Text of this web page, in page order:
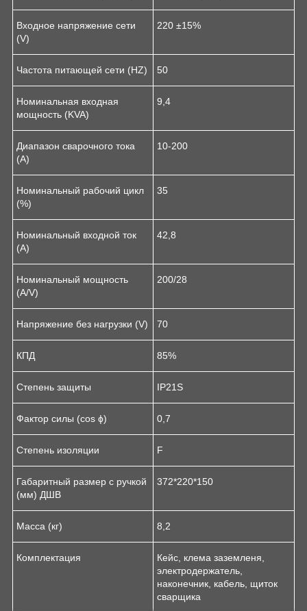
Входное напряжение сети
(V)
220 ±15%
Частота питающей сети (HZ) 50
Номинальная входная
мощность (KVA)
9,4
Диапазон сварочного тока
(А)
10-200
Номинальный рабочий цикл
(%)
35
Номинальный входной ток
(А)
42,8
Номинальный мощность
(A/V)
200/28
Напряжение без нагрузки (V) 70
КПД 85%
Степень защиты IP21S
Фактор силы (cos ϕ) 0,7
Степень изоляции F
Габаритный размер с ручкой
(мм) ДШВ
372*220*150
Масса (кг) 8,2
Комплектация
Кейс, клема заземленя,
электродержатель,
наконечник, кабель, щиток
сварщика